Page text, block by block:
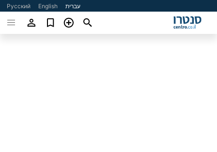
עברית English
Русский